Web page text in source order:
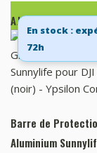
AJOUTER AU
En stock :
72h
Barre de
Aluminium